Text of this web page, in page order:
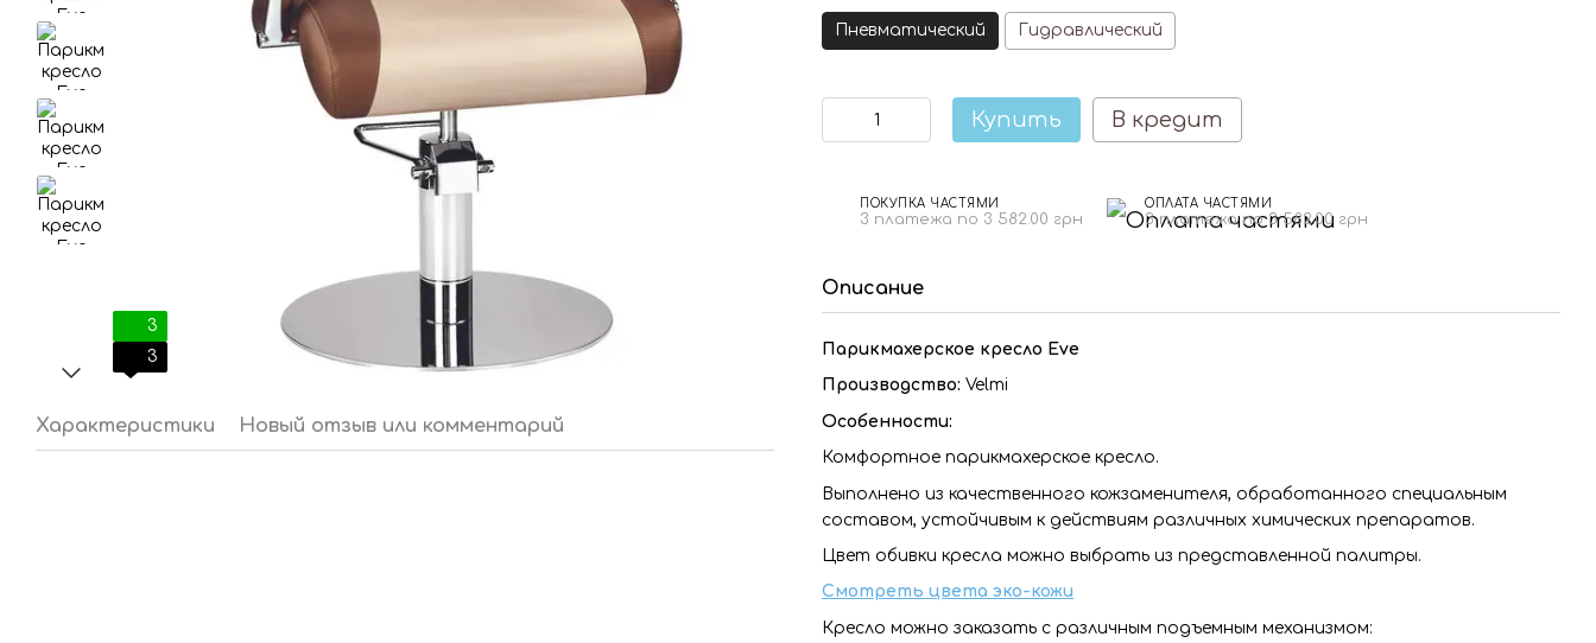
3
3
Характеристики Новый отзыв или комментарий
Пневматический Гидравлический
Купить В кредит
ПОКУПКА ЧАСТЯМИ
3 платежа по 3 582.00 грн
ОПЛАТА ЧАСТЯМИ
3 платежа по 3 582.00 грн
Описание
Парикмахерское кресло Eve
Производство: Velmi
Особенности:
Комфортное парикмахерское кресло.
Выполнено из качественного кожзаменителя, обработанного специальным
составом, устойчивым к действиям различных химических препаратов.
Цвет обивки кресла можно выбрать из представленной палитры.
Смотреть цвета эко-кожи
Кресло можно заказать с различным подъемным механизмом: